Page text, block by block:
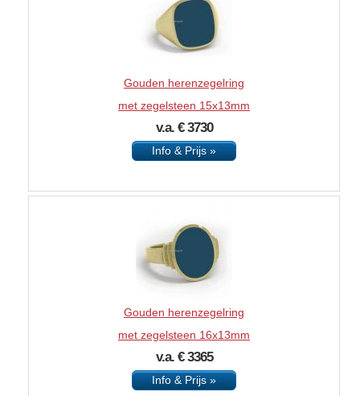
Gouden herenzegelring
met zegelsteen 15x13mm
v.a. € 3730
Info & Prijs »
Gouden herenzegelring
met zegelsteen 16x13mm
v.a. € 3365
Info & Prijs »